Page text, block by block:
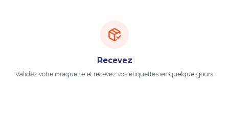
Recevez
Validez votre maquette et recevez vos étiquettes en quelques jours.